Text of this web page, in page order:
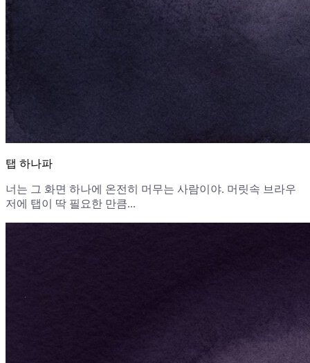
탭 하나파
너는 그 화면 하나에 온전히 머무는 사람이야. 머릿속 브라우
저에 탭이 딱 필요한 만큼...